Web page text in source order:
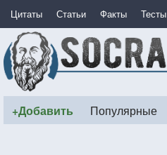
Цитаты Статьи Факты Тесты
+Добавить Популярные